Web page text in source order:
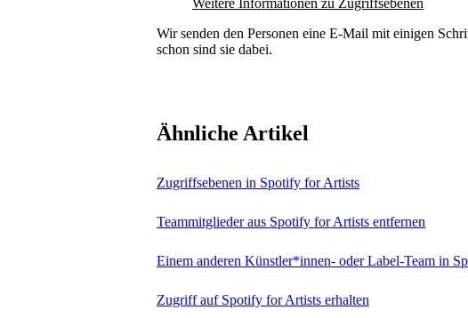
Wir senden den Personen eine E-Mail mit einigen
schon sind sie dabei.
Ähnliche Artikel
Zugriffsebenen in Spotify for Artists
Teammitglieder aus Spotify for Artists entfernen
Einem anderen Künstler*innen- oder Label-Team in
Zugriff auf Spotify for Artists erhalten